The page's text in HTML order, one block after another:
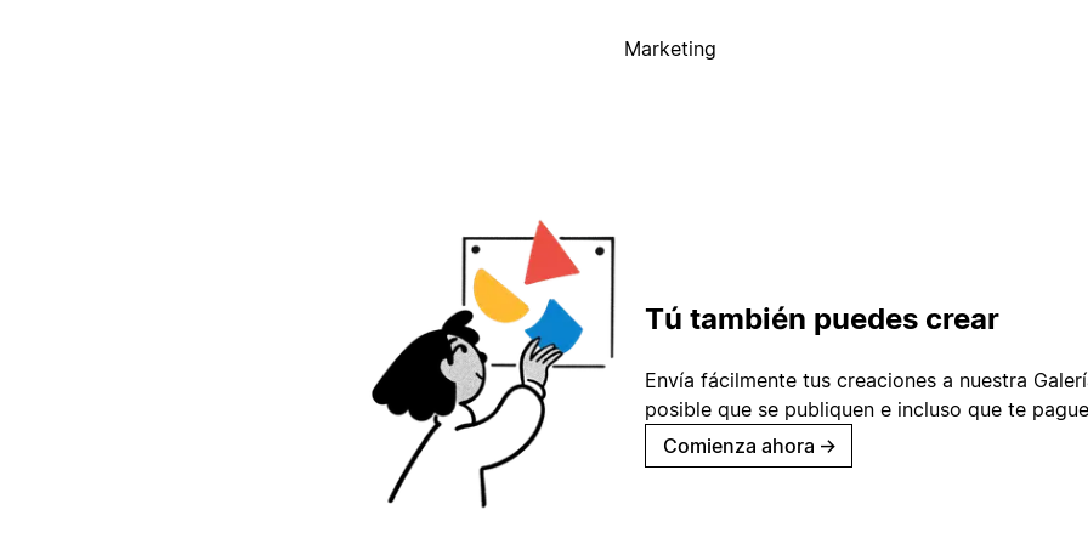
Marketing
Tú también puedes crear
Envía fácilmente tus creaciones a nuestra
posible que se publiquen e incluso que te
Comienza ahora →